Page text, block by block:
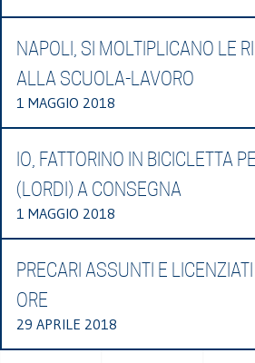
NAPOLI, SI MOLTIPLICANO LE
ALLA SCUOLA-LAVORO
1 MAGGIO 2018
IO, FATTORINO IN BICICLETTA
(LORDI) A CONSEGNA
1 MAGGIO 2018
PRECARI ASSUNTI E
ORE
29 APRILE 2018